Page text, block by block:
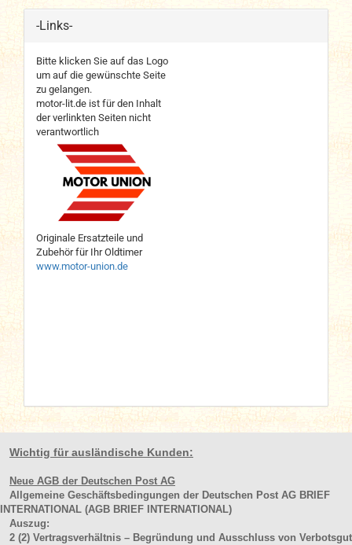
-Links-
Bitte klicken Sie auf das Logo
um auf die gewünschte Seite
zu gelangen.
motor-lit.de ist für den Inhalt
der verlinkten Seiten nicht
verantwortlich
Originale Ersatzteile und
Zubehör für Ihr Oldtimer
www.motor-union.de
Wichtig für ausländische Kunden:
Neue AGB der Deutschen Post AG
Allgemeine Geschäftsbedingungen der Deutschen Post AG BRIEF
INTERNATIONAL (AGB BRIEF INTERNATIONAL)
Auszug:
2 (2) Vertragsverhältnis – Begründung und Ausschluss von Verbotsgut